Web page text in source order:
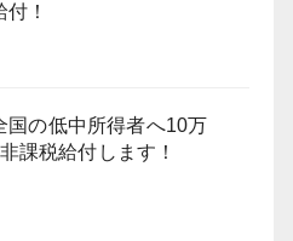
！
国の低中所得者へ10万
課税給付します！